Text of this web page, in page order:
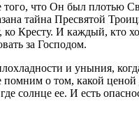
что Он был плотью
тайна Пресвятой
ко Кресту. И каждый, кто
за Господом.
и уныния,
о том, какой ценой
солнце ее. И есть